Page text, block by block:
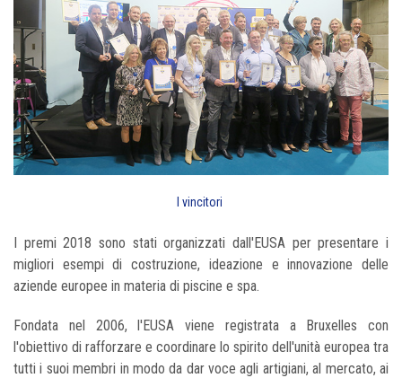
I vincitori
I premi 2018 sono stati organizzati dall'EUSA per presentare i
migliori esempi di costruzione, ideazione e innovazione delle
aziende europee in materia di piscine e spa.
Fondata nel 2006, l'EUSA viene registrata a Bruxelles con
l'obiettivo di rafforzare e coordinare lo spirito dell'unità europea tra
tutti i suoi membri in modo da dar voce agli artigiani, al mercato, ai